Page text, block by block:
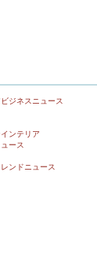
ジネスニュース
ンテリア
ース
ンドニュース